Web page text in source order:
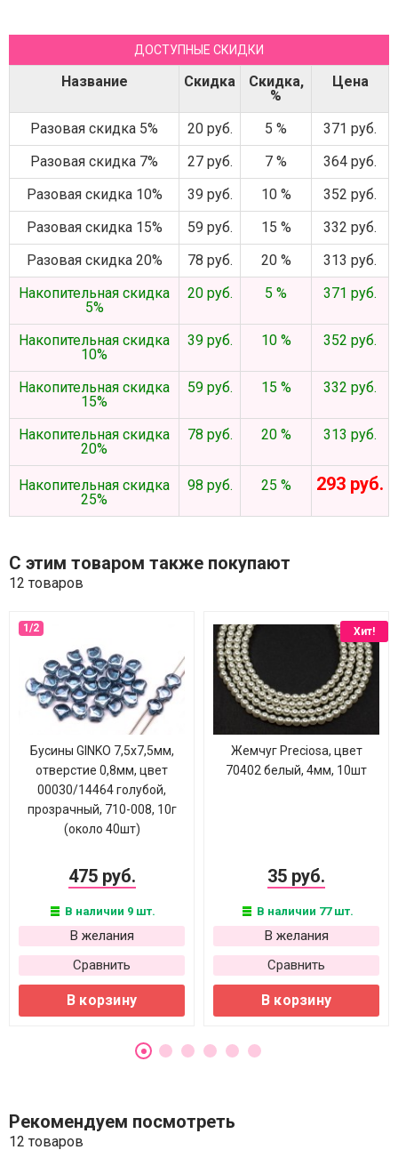
ДОСТУПНЫЕ СКИДКИ
Название Скидка
Скидка,
%
Цена
Разовая скидка 5% 20 руб. 5 %
371 руб.
Разовая скидка 7%
27 руб. 7 %
364 руб.
Разовая скидка 10%
39 руб. 10 %
352 руб.
Разовая скидка 15%
59 руб. 15 %
332 руб.
Разовая скидка 20%
78 руб. 20 %
313 руб.
Накопительная скидка
5%
20 руб. 5 % 371 руб.
Накопительная скидка
10%
39 руб. 10 % 352 руб.
Накопительная скидка
15%
59 руб. 15 % 332 руб.
Накопительная скидка
20%
78 руб. 20 % 313 руб.
Накопительная скидка
25%
98 руб. 25 % 293 руб.
С этим товаром также покупают
12 товаров
Бусины GINKO 7,5х7,5мм,
отверстие 0,8мм, цвет
00030/14464 голубой,
прозрачный, 710-008, 10г
(около 40шт)
475 руб.
В наличии 9 шт.
В желания
Сравнить
В корзину
Хит!
Жемчуг Preciosa, цвет
70402 белый, 4мм, 10шт
35 руб.
В наличии 77 шт.
В желания
Сравнить
В корзину
Рекомендуем посмотреть
12 товаров